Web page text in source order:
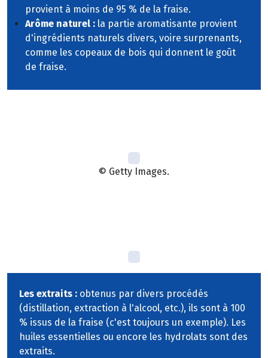
provient à moins de 95 % de la fraise.
Arôme naturel : la partie aromatisante provient
d'ingrédients naturels divers, voire surprenants,
comme les copeaux de bois qui donnent le goût
de fraise.
© Getty Images.
Les extraits : obtenus par divers procédés
(distillation, extraction à l'alcool, etc.), ils sont à 100
% issus de la fraise (c'est toujours un exemple). Les
huiles essentielles ou encore les hydrolats sont des
extraits.